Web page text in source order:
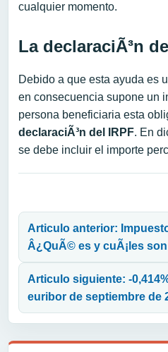
cualquier momento.
La declaraciÃ³n
Debido a que esta ayuda es
en consecuencia supone un
persona beneficiaria esta
declaraciÃ³n del IRPF. En
se debe incluir el importe
Articulo anterior:
Â¿QuÃ© es y cuÃ¡les
Articulo siguiente: -
euribor de septiembre de